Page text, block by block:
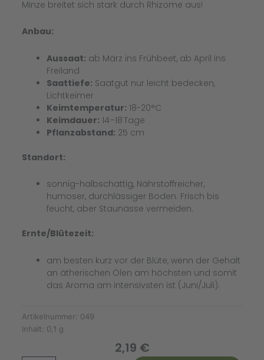
Minze breitet sich stark durch Rhizome aus!
Anbau:
Aussaat: ab März ins Frühbeet, ab April ins
Freiland
Saattiefe: Saatgut nur leicht bedecken,
Lichtkeimer
Keimtemperatur: 18-20°C
Keimdauer: 14–18 Tage
Pflanzabstand: 25 cm
Standort:
sonnig-halbschattig, Nährstoffreicher,
humoser, durchlässiger Boden. Frisch bis
feucht, aber Staunässe vermeiden.
Ernte/Blütezeit:
am besten kurz vor der Blüte, wenn der Gehalt
an ätherischen Ölen am höchsten und somit
das Aroma am intensivsten ist (Juni/Juli).
Artikelnummer: 049
Inhalt: 0,1 g
2,19 €